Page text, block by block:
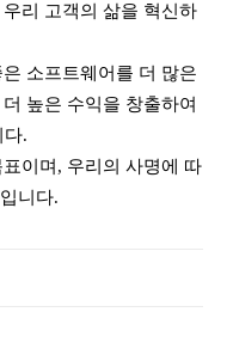
리 고객의 삶을 혁신하
소프트웨어를 더 많은
높은 수익을 창출하여
다.
이며, 우리의 사명에 따
니다.